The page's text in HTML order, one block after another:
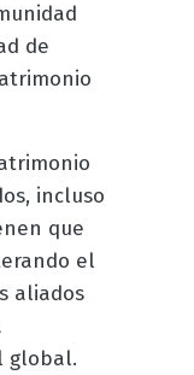
de
incluso
que
el
aliados
global.